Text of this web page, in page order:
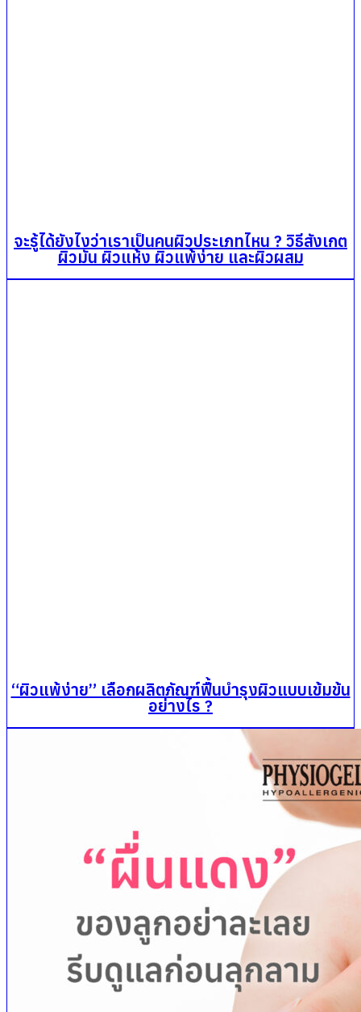
จะรู้ได้ยังไงว่าเราเป็นคนผิวประเภทไหน ? วิธีสังเกต
ผิวมัน ผิวแห้ง ผิวแพ้ง่าย และผิวผสม
“ผิวแพ้ง่าย” เลือกผลิตภัณฑ์ฟื้นบำรุงผิวแบบเข้มข้น
อย่างไร ?